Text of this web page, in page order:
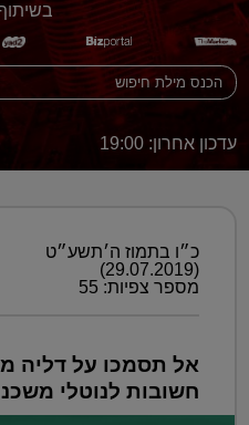
עדכון אחרון: 19:00
כ״ו בתמוז ה׳תשע״ט
(29.07.2019)
מספר צפיות: 55
אל תסמכו על דליה
חשובות לנוטלי